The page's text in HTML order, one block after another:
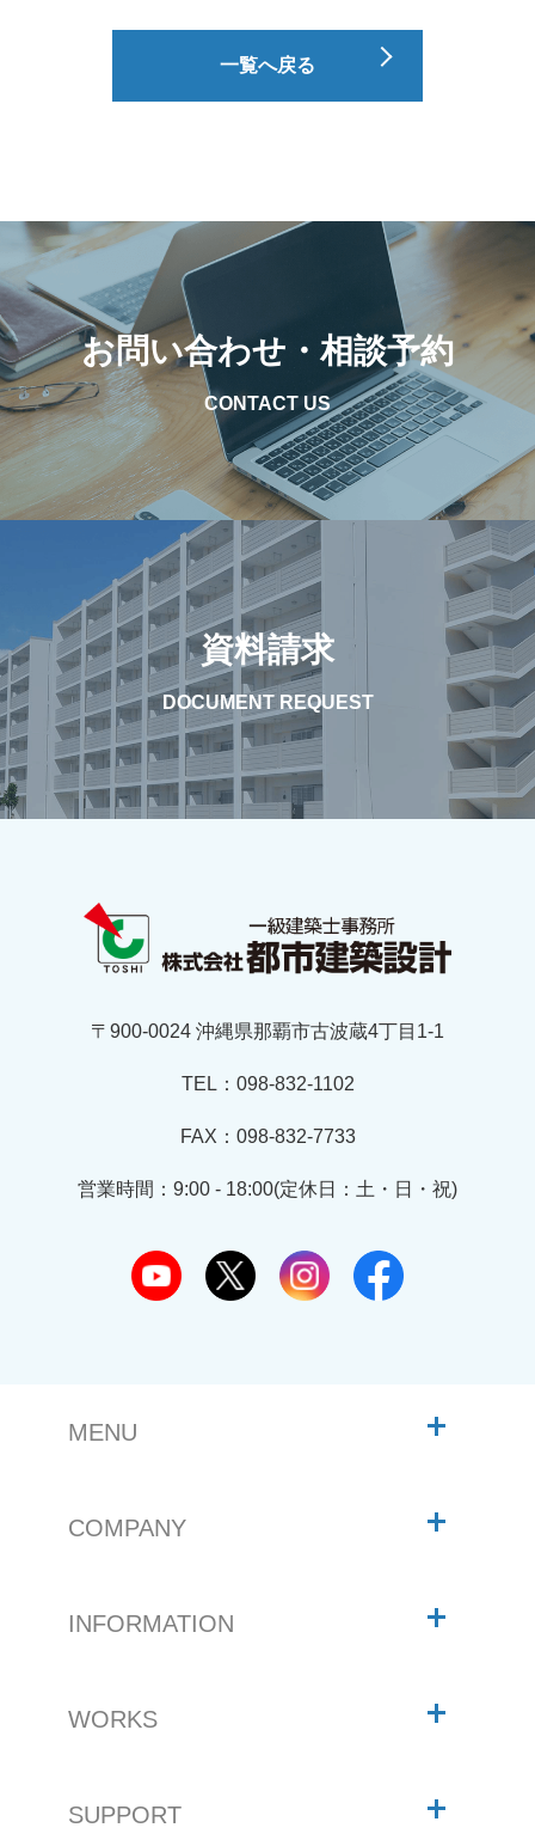
一覧へ戻る
お問い合わせ・相談予約
CONTACT US
資料請求
DOCUMENT REQUEST
〒900-0024 沖縄県那覇市古波蔵4丁目1-1
TEL：098-832-1102
FAX：098-832-7733
営業時間：9:00 - 18:00(定休日：土・日・祝)
MENU
COMPANY
INFORMATION
WORKS
SUPPORT